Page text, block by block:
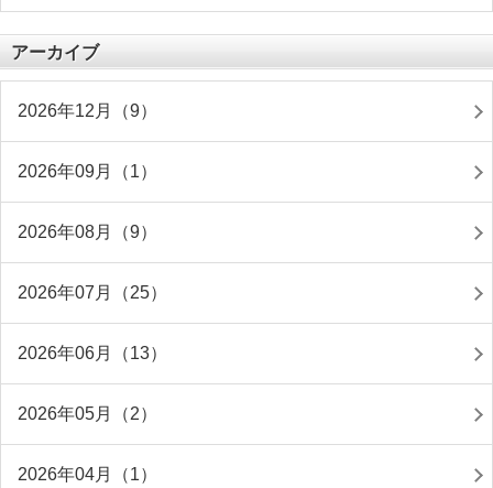
アーカイブ
2026年12月（9）
2026年09月（1）
2026年08月（9）
2026年07月（25）
2026年06月（13）
2026年05月（2）
2026年04月（1）